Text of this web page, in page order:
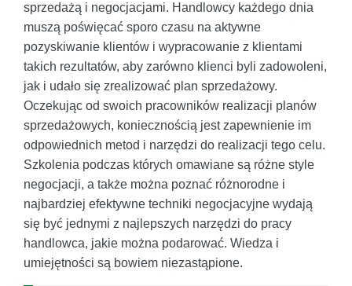
sprzedażą i negocjacjami. Handlowcy każdego dnia
muszą poświęcać sporo czasu na aktywne
pozyskiwanie klientów i wypracowanie z klientami
takich rezultatów, aby zarówno klienci byli zadowoleni,
jak i udało się zrealizować plan sprzedażowy.
Oczekując od swoich pracowników realizacji planów
sprzedażowych, koniecznością jest zapewnienie im
odpowiednich metod i narzędzi do realizacji tego celu.
Szkolenia podczas których omawiane są różne style
negocjacji, a także można poznać różnorodne i
najbardziej efektywne techniki negocjacyjne wydają
się być jednymi z najlepszych narzędzi do pracy
handlowca, jakie można podarować. Wiedza i
umiejętności są bowiem niezastąpione.